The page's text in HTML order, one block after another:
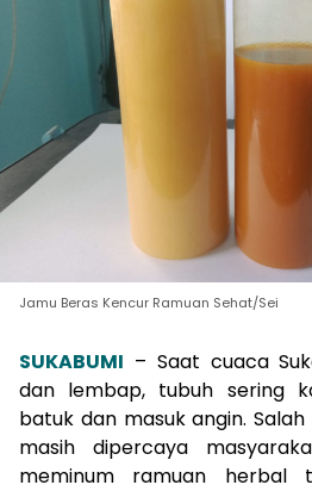
Jamu Beras Kencur Ramuan Sehat/Sei
SUKABUMI – Saat cuaca
dan lembap, tubuh sering
batuk dan masuk angin.
masih dipercaya
meminum ramuan herbal